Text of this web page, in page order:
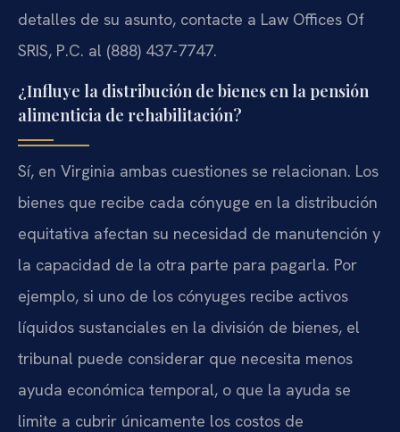
detalles de su asunto, contacte a Law Offices Of
SRIS, P.C. al (888) 437-7747.
¿Influye la distribución de bienes en la pensión
alimenticia de rehabilitación?
Sí, en Virginia ambas cuestiones se relacionan. Los
bienes que recibe cada cónyuge en la distribución
equitativa afectan su necesidad de manutención y
la capacidad de la otra parte para pagarla. Por
ejemplo, si uno de los cónyuges recibe activos
líquidos sustanciales en la división de bienes, el
tribunal puede considerar que necesita menos
ayuda económica temporal, o que la ayuda se
limite a cubrir únicamente los costos de